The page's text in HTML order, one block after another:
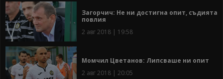
Загорчич: Не ни достигна опит, съдията
повлия
2 авг 2018 | 19:58
Момчил Цветанов: Липсваше ни опит
2 авг 2018 | 20:05